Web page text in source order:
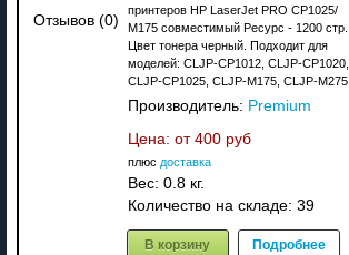
Отзывов (0)
принтеров HP LaserJet PRO CP1025/
M175 совместимый Ресурс - 1200 стр.
Цвет тонера черный. Подходит для
моделей: CLJP-CP1012, CLJP-CP1020,
CLJP-CP1025, CLJP-M175, CLJP-M275
Производитель: Premium
Цена: от 400 руб
плюс доставка
Вес: 0.8 кг.
Количество на складе: 39
В корзину Подробнее